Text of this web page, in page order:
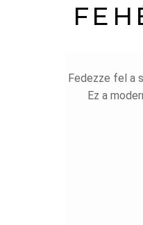
Fedezze fel a
Ez a